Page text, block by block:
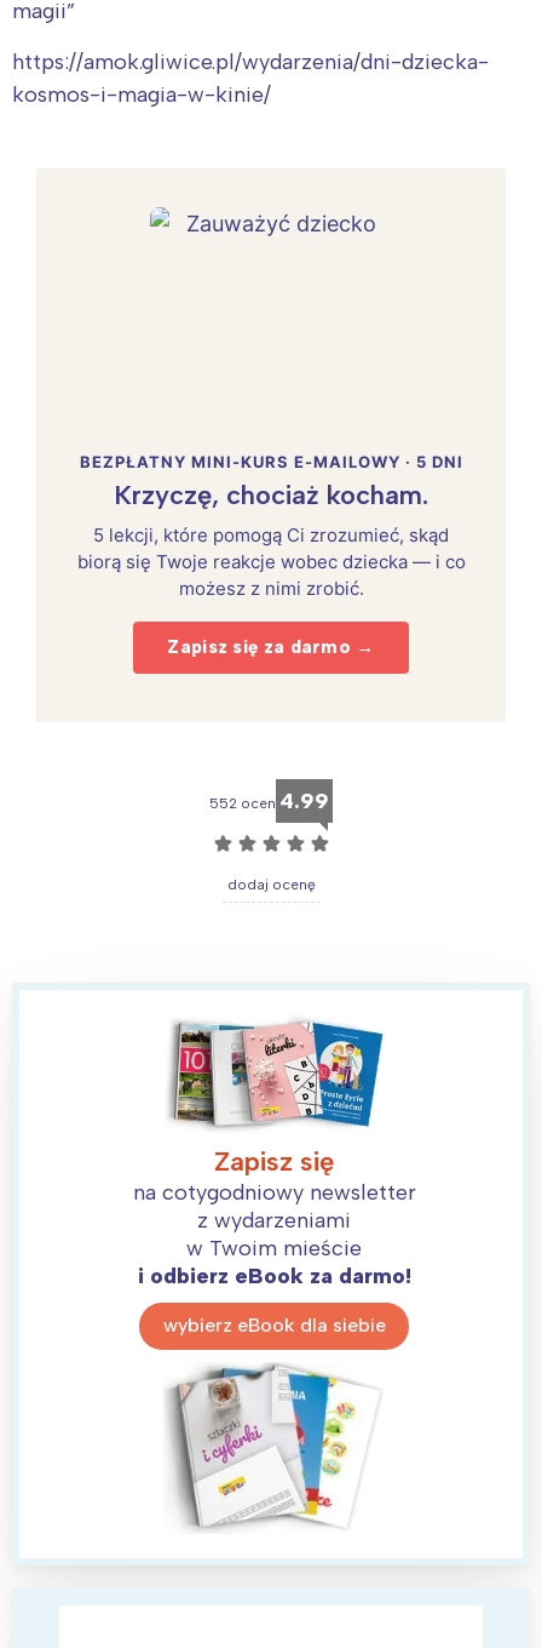
magii”
https://amok.gliwice.pl/wydarzenia/dni-dziecka-
kosmos-i-magia-w-kinie/
BEZPŁATNY MINI-KURS E-MAILOWY · 5 DNI
Krzyczę, chociaż kocham.
5 lekcji, które pomogą Ci zrozumieć, skąd
biorą się Twoje reakcje wobec dziecka — i co
możesz z nimi zrobić.
Zapisz się za darmo →
552 ocen 4.99
☆ ☆ ☆ ☆ ☆
dodaj ocenę
Zapisz się
na cotygodniowy newsletter
z wydarzeniami
w Twoim mieście
i odbierz eBook za darmo!
wybierz eBook dla siebie